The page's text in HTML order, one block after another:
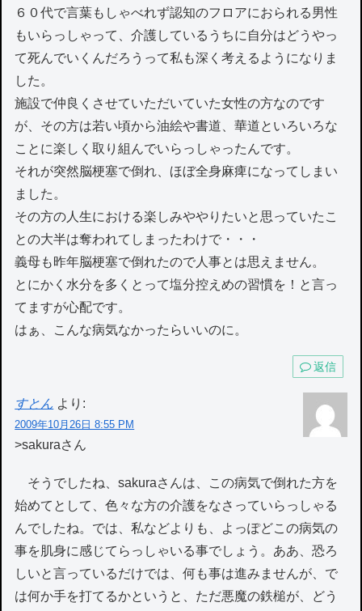
６０代で言葉もしゃべれず認知のフロアにおられる男性
もいらっしゃって、介護しているうちに自分はどうやっ
て死んでいくんだろうって私も深く考えるようになりま
した。
施設で仲良くさせていただいていた女性の方なのです
が、その方は若い頃から油絵や書道、華道といろいろな
ことに楽しく取り組んでいらっしゃったんです。
それが突然脳梗塞で倒れ、ほぼ全身麻痺になってしまい
ました。
その方の人生における楽しみややりたいと思っていたこ
との大半は奪われてしまったわけで・・・
義母も昨年脳梗塞で倒れたので人事とは思えません。
とにかく水分を多くとって塩分控えめの習慣を！と言っ
てますが心配です。
はぁ、こんな病気なかったらいいのに。
返信
すとん より:
2009年10月26日 8:55 PM
>sakuraさん
そうでしたね、sakuraさんは、この病気で倒れた方を
始めてとして、色々な方の介護をなさっていらっしゃる
んでしたね。では、私などよりも、よっぽどこの病気の
事を肌身に感じてらっしゃいる事でしょう。ああ、恐ろ
しいと言っているだけでは、何も事は進みませんが、で
は何か手を打てるかというと、ただ悪魔の鉄槌が、どう